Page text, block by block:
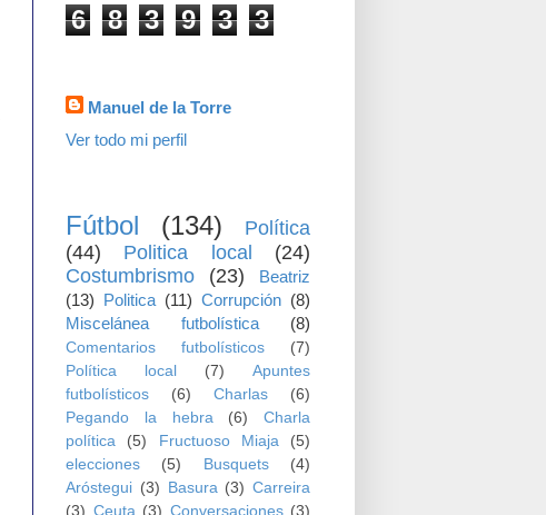
6 8 3 9 3 3
Manuel de la Torre
Ver todo mi perfil
Fútbol (134)
Política
(44)
Politica local
(24)
Costumbrismo
(23)
Beatriz
(13) Politica (11) Corrupción (8)
Miscelánea futbolística
(8)
Comentarios futbolísticos
(7)
Política local
(7)
Apuntes
futbolísticos
(6) Charlas
(6)
Pegando la hebra
(6)
Charla
política
(5) Fructuoso Miaja
(5)
elecciones
(5) Busquets
(4)
Aróstegui (3) Basura (3) Carreira
(3) Ceuta (3) Conversaciones (3)